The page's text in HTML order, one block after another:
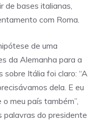
de bases italianas,
com Roma.
de uma
da Alemanha para a
sobre Itália foi claro: “A
dela. E eu
meu país também”,
palavras do presidente